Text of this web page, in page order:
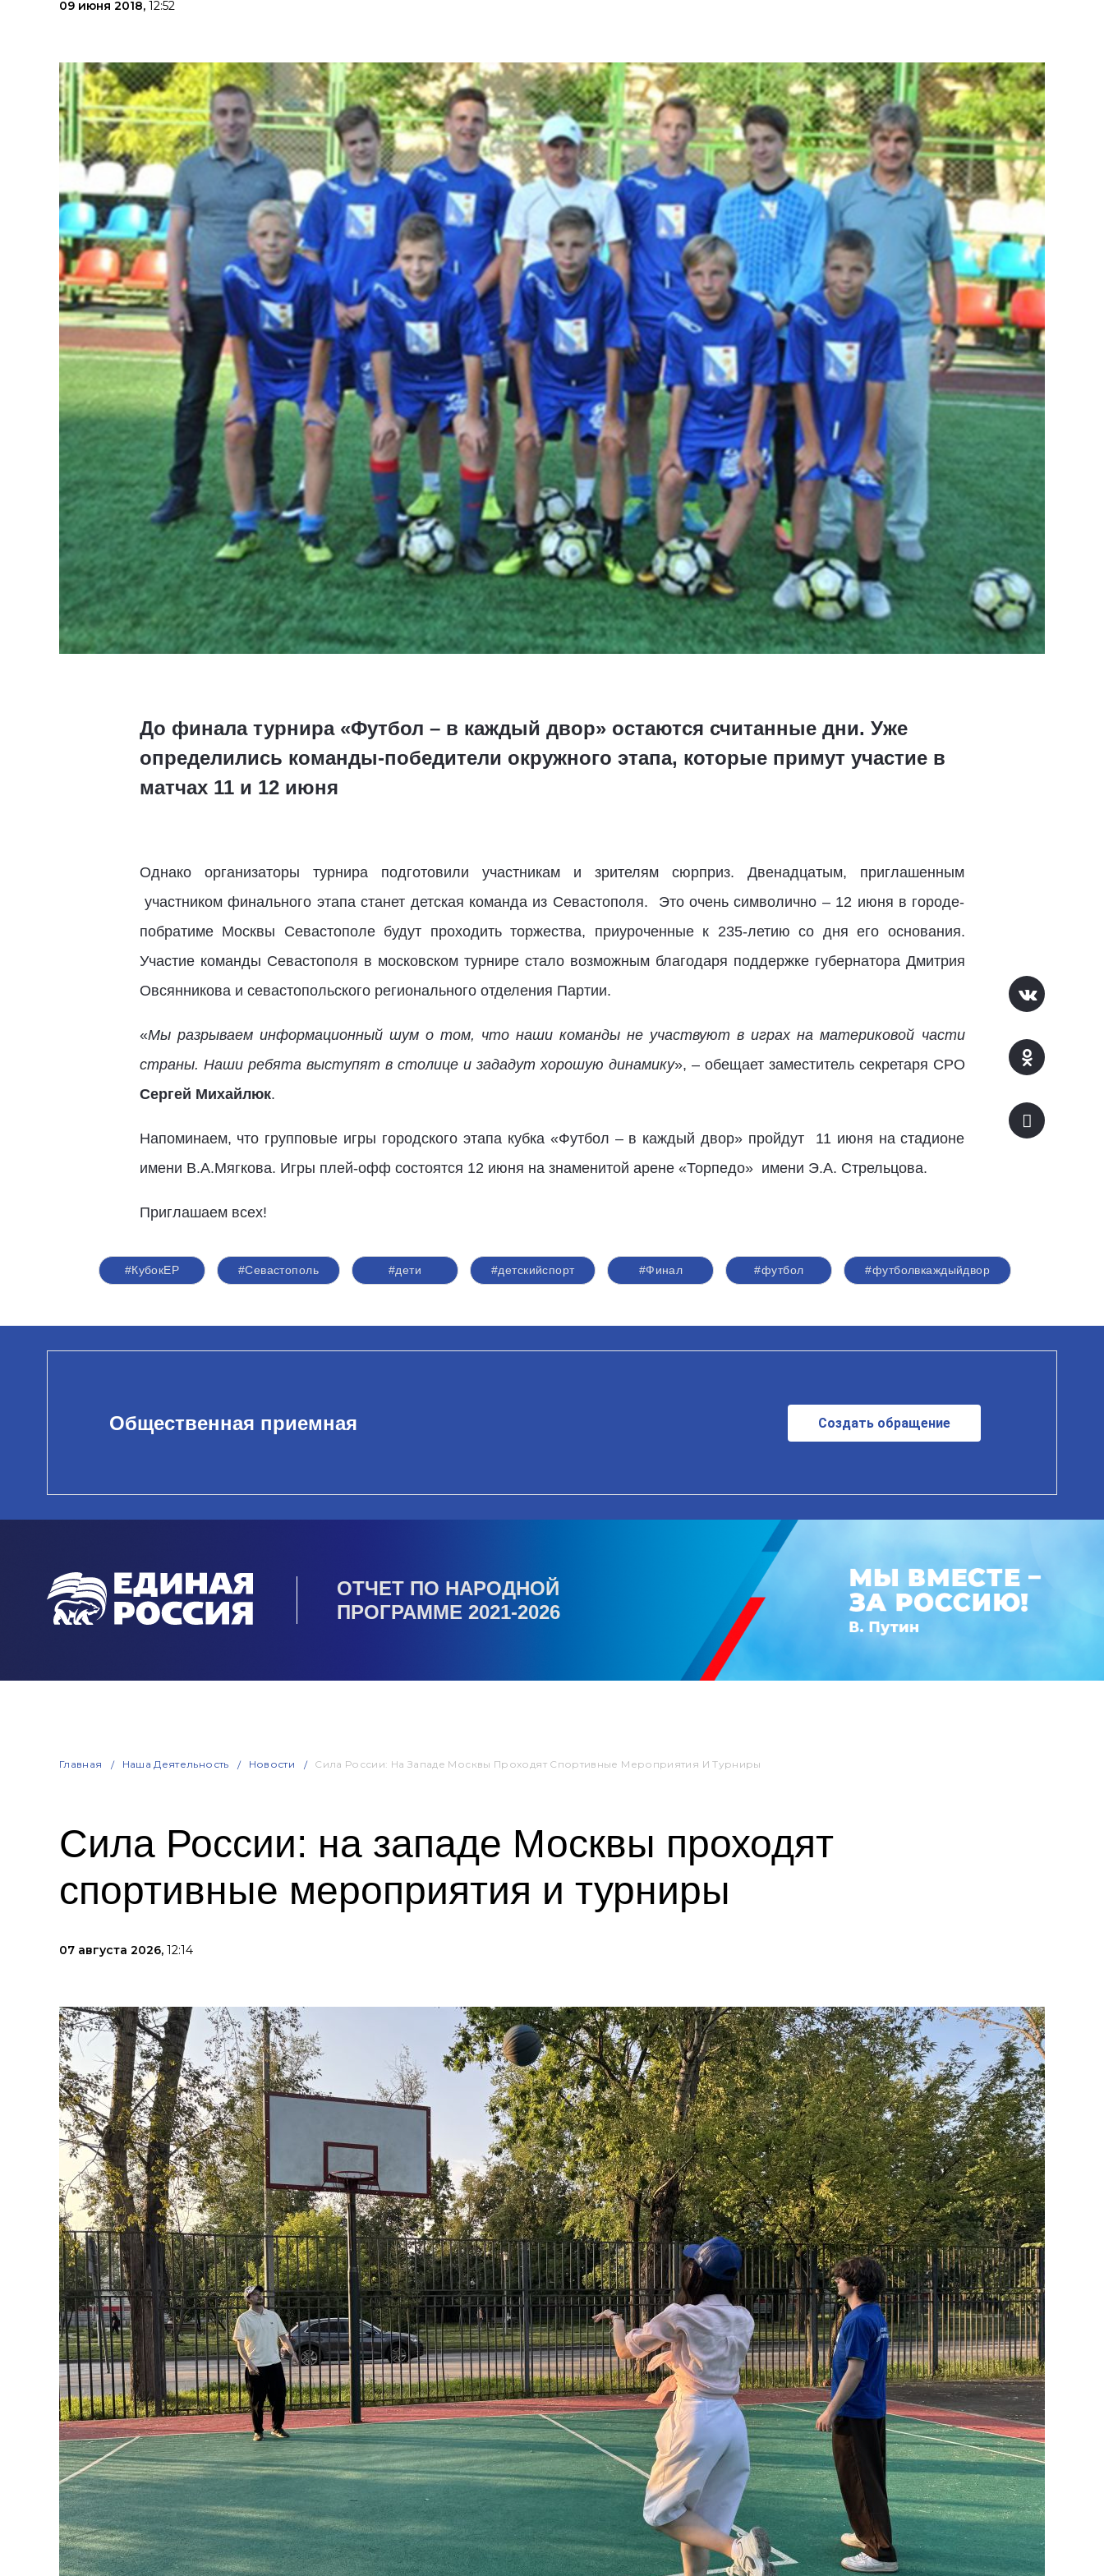
09 июня 2018, 12:52
До финала турнира «Футбол – в каждый двор» остаются считанные дни. Уже
определились команды-победители окружного этапа, которые примут участие в
матчах 11 и 12 июня
Однако организаторы турнира подготовили участникам и зрителям сюрприз. Двенадцатым, приглашенным
участником финального этапа станет детская команда из Севастополя. Это очень символично – 12 июня в городе-
побратиме Москвы Севастополе будут проходить торжества, приуроченные к 235-летию со дня его основания.
Участие команды Севастополя в московском турнире стало возможным благодаря поддержке губернатора Дмитрия
Овсянникова и севастопольского регионального отделения Партии.
«Мы разрываем информационный шум о том, что наши команды не участвуют в играх на материковой части
страны. Наши ребята выступят в столице и зададут хорошую динамику», – обещает заместитель секретаря СРО
Сергей Михайлюк.
Напоминаем, что групповые игры городского этапа кубка «Футбол – в каждый двор» пройдут 11 июня на стадионе
имени В.А.Мягкова. Игры плей-офф состоятся 12 июня на знаменитой арене «Торпедо» имени Э.А. Стрельцова.
Приглашаем всех!
#КубокЕР #Севастополь #дети #детскийспорт #Финал #футбол #футболвкаждыйдвор
Общественная приемная Создать обращение
ОТЧЕТ ПО НАРОДНОЙ
ПРОГРАММЕ 2021-2026
Главная Наша Деятельность Новости Сила России: На Западе Москвы Проходят Спортивные Мероприятия И Турниры
Сила России: на западе Москвы проходят
спортивные мероприятия и турниры
07 августа 2026, 12:14